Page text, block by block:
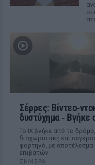
Σέρρες:
δυστύχημα ‑ Βγήκε
Το ΙΧ βγήκε από το
διαχωριστική και
φορτηγό, με αποτέλεσμα
επιβατών
ΣΉΜΕΡΑ